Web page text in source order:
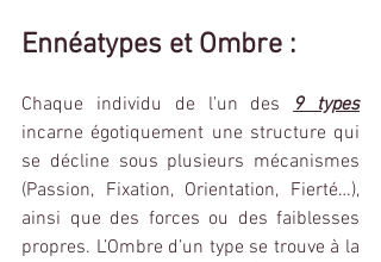
Ennéatypes et Ombre :
Chaque individu de l’un des
9 types
incarne égotiquement une structure qui
se décline sous plusieurs mécanismes
(Passion, Fixation, Orientation, Fierté…),
ainsi que des forces ou des faiblesses
propres. L’Ombre d’un type se trouve à la